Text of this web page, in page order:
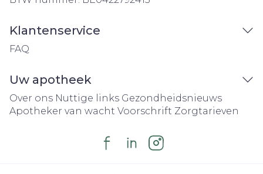
Klantenservice
FAQ
Uw apotheek
Over ons Nuttige links Gezondheidsnieuws
Apotheker van wacht Voorschrift Zorgtarieven